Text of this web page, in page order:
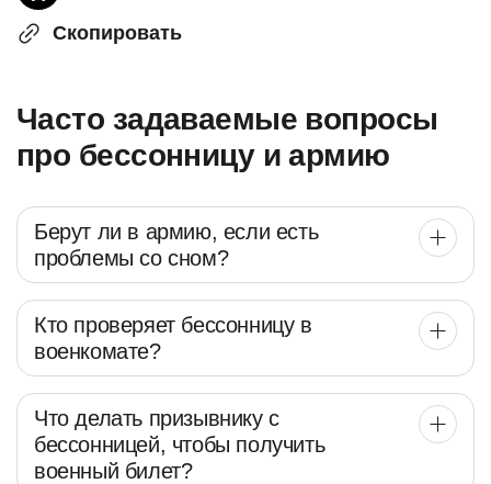
Скопировать
Часто задаваемые вопросы
про бессонницу и армию
Берут ли в армию, если есть
проблемы со сном?
Кто проверяет бессонницу в
военкомате?
Что делать призывнику с
бессонницей, чтобы получить
военный билет?